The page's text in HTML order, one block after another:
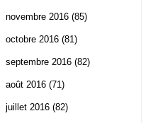
novembre 2016 (85)
octobre 2016 (81)
septembre 2016 (82)
août 2016 (71)
juillet 2016 (82)